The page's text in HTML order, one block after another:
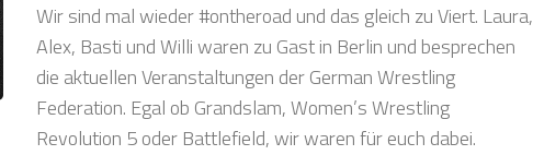
Wir sind mal wieder #ontheroad und das gleich zu Viert. Laura,
Alex, Basti und Willi waren zu Gast in Berlin und besprechen
die aktuellen Veranstaltungen der German Wrestling
Federation. Egal ob Grandslam, Women’s Wrestling
Revolution 5 oder Battlefield, wir waren für euch dabei.